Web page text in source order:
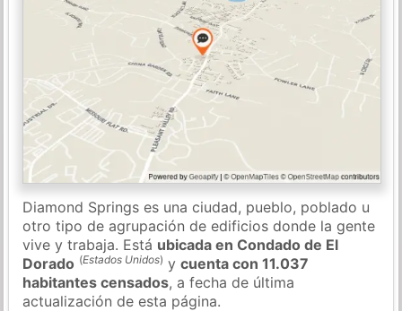
Diamond Springs es una ciudad, pueblo, poblado u
otro tipo de agrupación de edificios donde la gente
vive y trabaja. Está ubicada en Condado de El
Dorado (Estados Unidos) ycuenta con 11.037
habitantes censados, a fecha de última
actualización de esta página.